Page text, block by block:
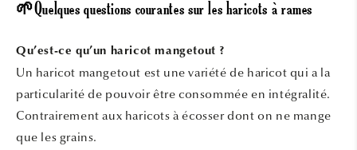
🌱Quelques questions courantes sur les haricots à rames
Qu’est-ce qu’un haricot mangetout ?
Un haricot mangetout est une variété de haricot qui a la
particularité de pouvoir être consommée en intégralité.
Contrairement aux haricots à écosser dont on ne mange
que les grains.